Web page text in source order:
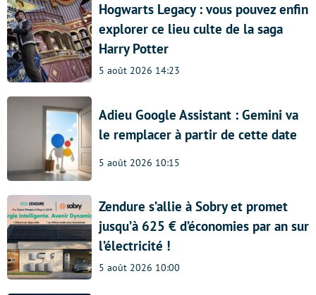
Hogwarts Legacy : vous pouvez enfin
explorer ce lieu culte de la saga
Harry Potter
5 août 2026 14:23
Adieu Google Assistant : Gemini va
le remplacer à partir de cette date
5 août 2026 10:15
Zendure s’allie à Sobry et promet
jusqu’à 625 € d’économies par an sur
l’électricité !
5 août 2026 10:00